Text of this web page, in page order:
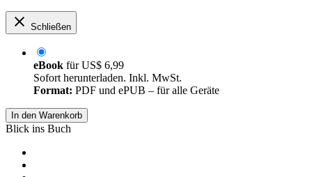
Schließen
eBook fürUS$ 6,99
Sofort herunterladen. Inkl. MwSt.
Format: PDF und ePUB – für alle Geräte
In den Warenkorb
Blick ins Buch